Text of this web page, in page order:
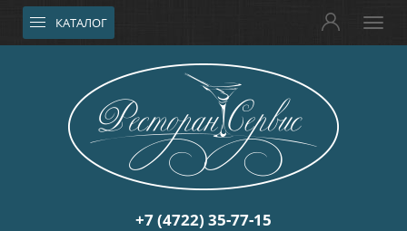
КАТАЛОГ
+7 (4722) 35-77-15